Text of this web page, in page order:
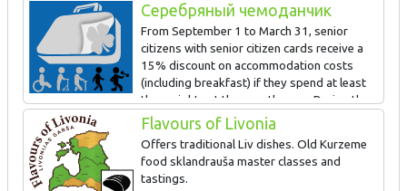
Серебряный чемоданчик
From September 1 to March 31, senior
citizens with senior citizen cards receive a
15% discount on accommodation costs
(including breakfast) if they spend at least
three nights at the guesthouse. During the
rest of the reason, cardholders can receive hiking poles for free,
as well as a 15% discount on rental of bicycles.
Guestrooms are on the first floor, but are not accommodated for
guests with special needs. Contact the venue in advance if you
Flavours of Livonia
Offers traditional Liv dishes. Old Kurzeme
food sklandrauša master classes and
tastings.